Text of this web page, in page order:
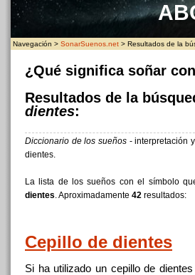
AB
Navegación > SonarSuenos.net > Resultados de la
¿Qué significa soñar
Resultados de la
dientes:
Diccionario de los sueños - interpretación
dientes.
La lista de los sueños con el símbolo
dientes. Aproximadamente 42 resultados:
Cepillo de dientes
Si ha utilizado un cepillo dedientes